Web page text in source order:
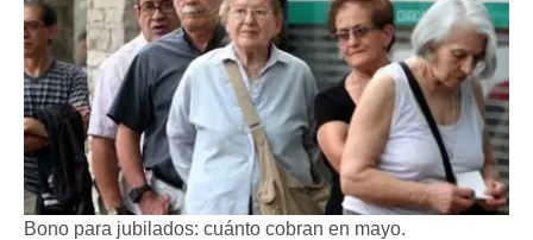
Bono para jubilados: cuánto cobran en mayo.